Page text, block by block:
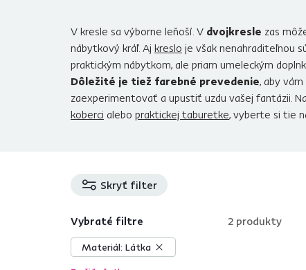
V kresle sa výborne leňoší. V dvojkresle zas
nábytkový kráľ. Aj kreslo je však nenahraditeľnou
praktickým nábytkom, ale priam umeleckým
Dôležité je tiež farebné prevedenie, aby
zaexperimentovať a upustiť uzdu vašej fantázii.
koberci alebo praktickej taburetke, vyberte si tie
Skryť filter
Vybraté filtre
Materiál: Látka
2 produkty